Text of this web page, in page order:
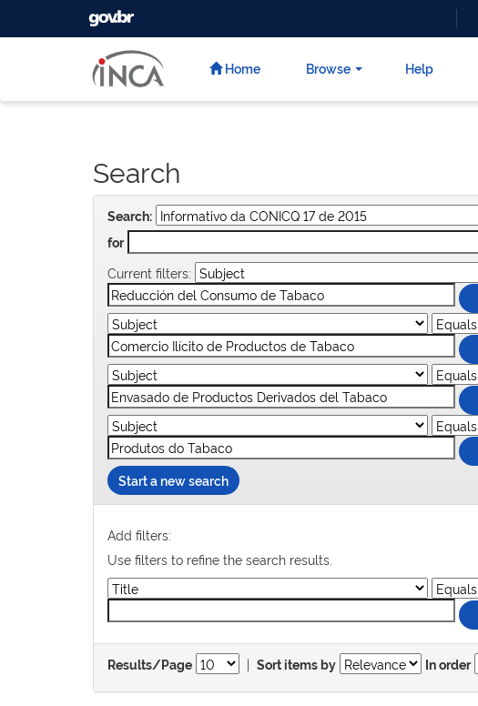
GOVBR
Home Browse Help
Search
Search:
for
Current filters:
Start a new search
Add filters:
Use filters to refine the search results.
Results/Page | Sort items by In order